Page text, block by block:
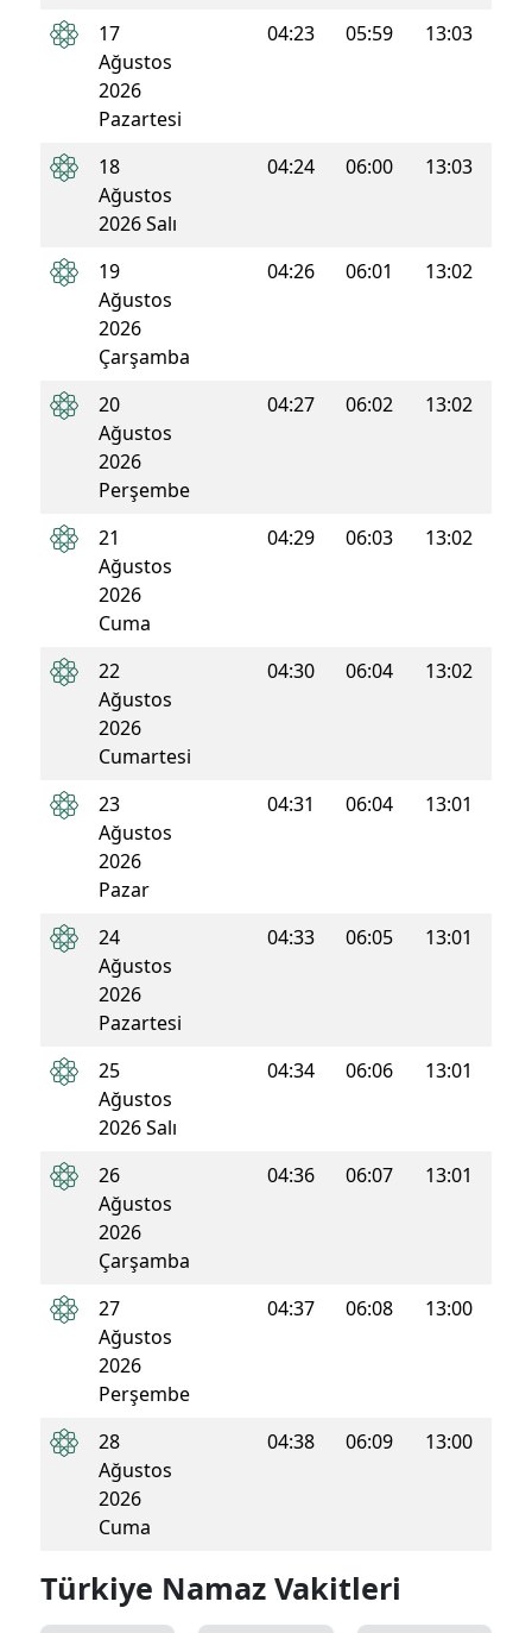
17
Ağustos
2026
Pazartesi
04:23 05:59 13:03
18
Ağustos
2026 Salı
04:24 06:00 13:03
19
Ağustos
2026
Çarşamba
04:26 06:01 13:02
20
Ağustos
2026
Perşembe
04:27 06:02 13:02
21
Ağustos
2026
Cuma
04:29 06:03 13:02
22
Ağustos
2026
Cumartesi
04:30 06:04 13:02
23
Ağustos
2026
Pazar
04:31 06:04 13:01
24
Ağustos
2026
Pazartesi
04:33 06:05 13:01
25
Ağustos
2026 Salı
04:34 06:06 13:01
26
Ağustos
2026
Çarşamba
04:36 06:07 13:01
27
Ağustos
2026
Perşembe
04:37 06:08 13:00
28
Ağustos
2026
Cuma
04:38 06:09 13:00
Türkiye Namaz Vakitleri